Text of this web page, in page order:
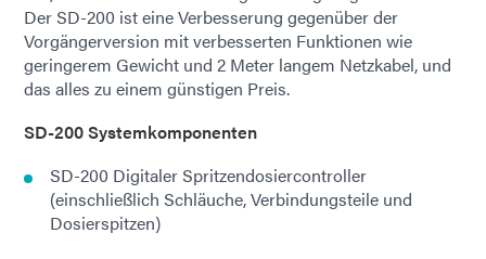
Der SD-200 ist eine Verbesserung gegenüber der
Vorgängerversion mit verbesserten Funktionen wie
geringerem Gewicht und 2 Meter langem Netzkabel, und
das alles zu einem günstigen Preis.
SD-200 Systemkomponenten
SD-200 Digitaler Spritzendosiercontroller
(einschließlich Schläuche, Verbindungsteile und
Dosierspitzen)